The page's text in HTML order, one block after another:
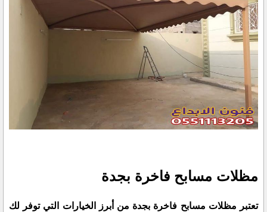
مظلات مسابح فاخرة بجدة
تعتبر مظلات مسابح فاخرة بجدة من أبرز الخيارات التي توفر لك